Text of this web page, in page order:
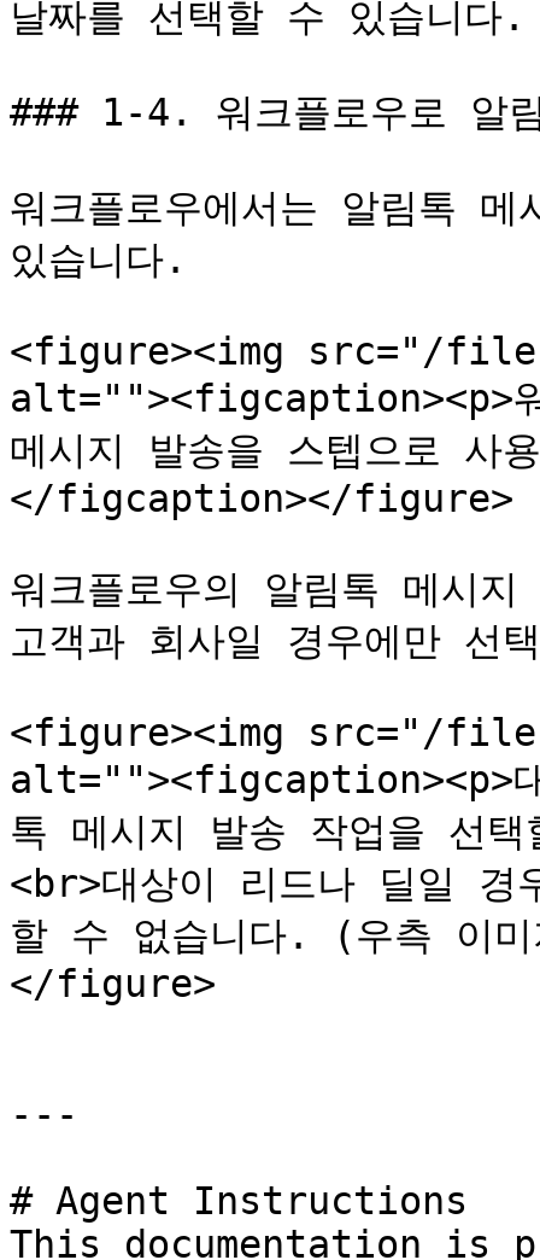
날짜를 선택할 수 있습니다.
### 1-4. 워크플로우로 알
워크플로우에서는 알림톡
있습니다.
<figure><img src="/files/
alt=""><figcaption><p>워
메시지 발송을 스텝으로 사
</figcaption></figure>
워크플로우의 알림톡 메시
고객과 회사일 경우에만 선
<figure><img src="/files/
alt=""><figcaption><p>대
톡 메시지 발송 작업을 선
<br>대상이 리드나 딜일 경
할 수 없습니다. (우측 이
</figure>
---
# Agent Instructions
This documentation is